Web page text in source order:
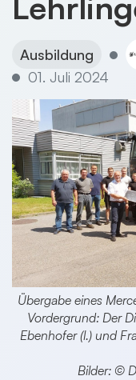
Ausbildung
01. Juli 2024
Übergabe eines
Vordergrund: Der
Ebenhofer (l.) und
Bilder: ©